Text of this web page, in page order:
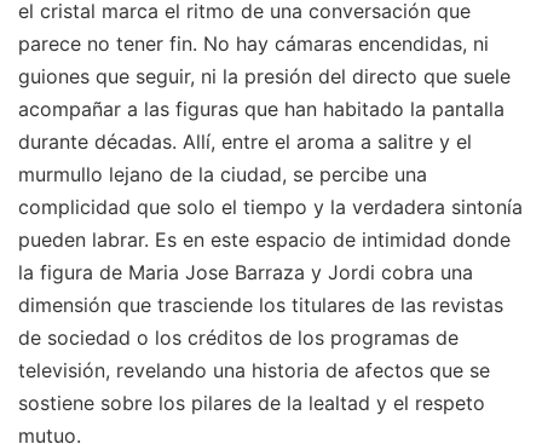
el cristal marca el ritmo de una conversación que
parece no tener fin. No hay cámaras encendidas, ni
guiones que seguir, ni la presión del directo que suele
acompañar a las figuras que han habitado la pantalla
durante décadas. Allí, entre el aroma a salitre y el
murmullo lejano de la ciudad, se percibe una
complicidad que solo el tiempo y la verdadera sintonía
pueden labrar. Es en este espacio de intimidad donde
la figura de Maria Jose Barraza y Jordi cobra una
dimensión que trasciende los titulares de las revistas
de sociedad o los créditos de los programas de
televisión, revelando una historia de afectos que se
sostiene sobre los pilares de la lealtad y el respeto
mutuo.